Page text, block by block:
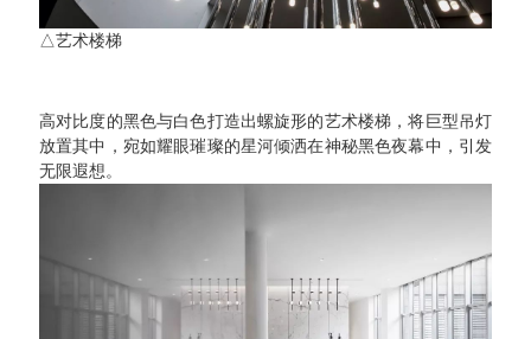
△艺术楼梯
高对比度的黑色与白色打造出螺旋形的艺术楼梯，将巨型吊灯
放置其中，宛如耀眼璀璨的星河倾洒在神秘黑色夜幕中，引发
无限遐想。